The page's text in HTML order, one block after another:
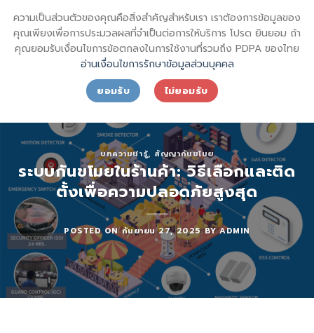
sql_sktsecurity_
ความเป็นส่วนตัวของคุณคือสิ่งสำคัญสำหรับเรา เราต้องการข้อมูลของ
คุณเพียงเพื่อการประมวลผลที่จำเป็นต่อการให้บริการ โปรด ยินยอม ถ้า
คุณยอมรับเงื่อนไขการข้อตกลงในการใช้งานที่รวมถึง PDPA ของไทย
อ่านเงื่อนไขการรักษาข้อมูลส่วนบุคคล
ยอมรับ
ไม่ยอมรับ
to
content
SECURITY SHIN KONG (THAI) INTERNATIONAL CO.,LTD.
บทความน่ารู้, สัญญากันขโมย
ระบบกันขโมยในร้านค้า: วิธีเลือกและติด
ตั้งเพื่อความปลอดภัยสูงสุด
POSTED ONกันยายน 27, 2025BYADMIN